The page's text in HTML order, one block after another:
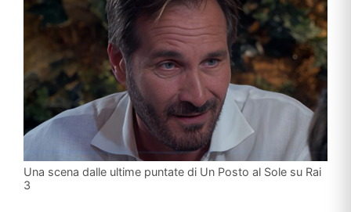
Una scena dalle ultime puntate di Un Posto al Sole su Rai
3